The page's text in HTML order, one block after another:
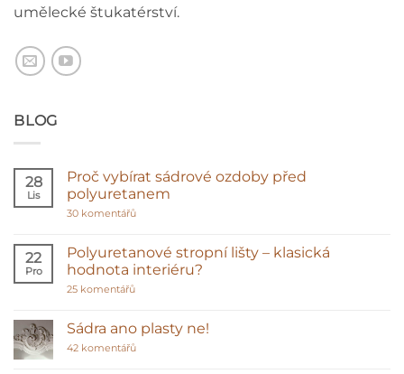
umělecké štukatérství.
BLOG
28
Lis
Proč vybírat sádrové ozdoby před
polyuretanem
30 komentářůu
názvem
Proč
vybírat
22
Pro
Polyuretanové stropní lišty – klasická
hodnota interiéru?
25 komentářůu
názvem
Polyuretanové
stropní
Sádra ano plasty ne!
42 komentářůu